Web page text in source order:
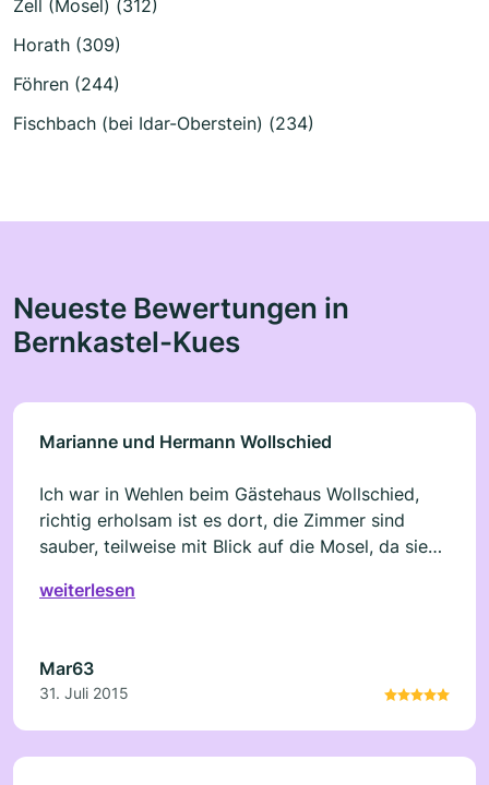
Zell (Mosel) (312)
Horath (309)
Föhren (244)
Fischbach (bei Idar-Oberstein) (234)
Neueste Bewertungen in
Bernkastel-Kues
Marianne und Hermann Wollschied
Ich war in Wehlen beim Gästehaus Wollschied,
richtig erholsam ist es dort, die Zimmer sind
sauber, teilweise mit Blick auf die Mosel, da sieht
auf der gegenüberliegenden Seite sieht man die
weiterlesen
Mar63
31. Juli 2015